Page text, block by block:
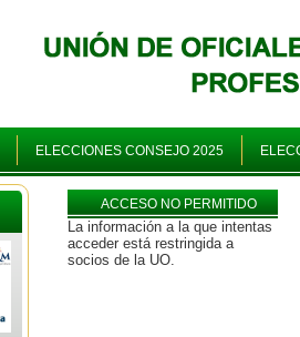
ELECCIONES CONSEJO 2025
ACCESO NO PERMITIDO
La información a la que intentas
acceder está restringida a
socios de la UO.